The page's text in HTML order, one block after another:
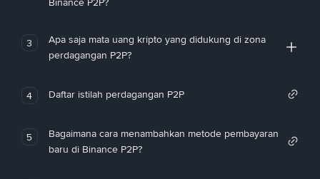
3
Apa saja mata uang kripto yang didukung di zona
perdagangan P2P?
4 Daftar istilah perdagangan P2P
5
Bagaimana cara menambahkan metode pembayaran
baru di Binance P2P?